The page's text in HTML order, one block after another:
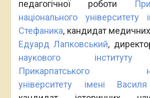
педагогічної роботи
національного університету
Стефаника, кандидат
Едуард Лапковський,
наукового інституту
Прикарпатського
університету імені